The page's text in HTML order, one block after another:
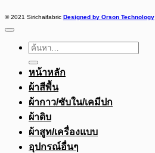
© 2021 Sirichaifabric Designed by Orson Technology
ค้นหา:
หน้าหลัก
ผ้าสีพื้น
ผ้ากาว/ซับใน/เคมีปก
ผ้าดิบ
ผ้าสูท/เครื่องแบบ
อุปกรณ์อื่นๆ